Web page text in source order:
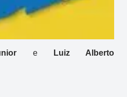
eLuiz Alberto